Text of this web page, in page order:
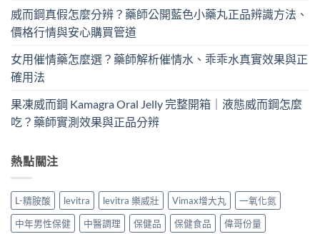
威而鋼真假怎麼分辨？藥師公開藍色小藥丸正品辨識方法、
價格行情與安心購買管道
女用催情藥怎麼選？藥師解析催情水、乖乖水真實效果與正
確用法
果凍威而鋼 Kamagra Oral Jelly 完整開箱｜液態威而鋼怎麼
吃？藥師實測效果與正品分辨
熱點關注
L-精胺酸 levitra levitra 樂威壯 Vimax增大丸
一氧化氮
中年男性保健
中醫調理 保健品 保健食品
偉哥份量